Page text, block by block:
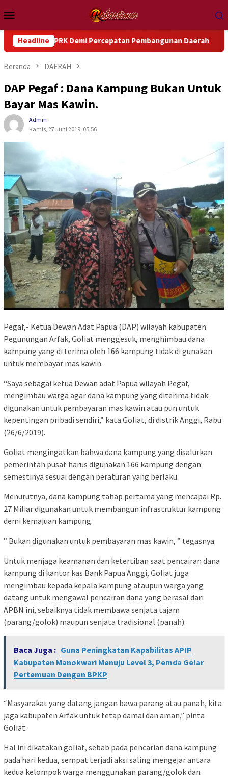
ke
kontenMobile
Headline
Demi Percepatan Pembangunan Daerah DPRK
Beranda DAERAH
DAP Pegaf : Dana Kampung Bukan Untuk
Bayar Mas Kawin.
Admin
Kamis, 27 Juni 2019, 05:56
Pegaf,- Ketua Dewan Adat Papua (DAP) wilayah kabupaten
Pegunungan Arfak, Goliat menggesuk, menghimbau dana
kampung yang di terima oleh 166 kampung tidak di gunakan
untuk membayar mas kawin.
“Saya sebagai ketua Dewan adat Papua wilayah Pegaf,
mengimbau warga agar dana kampung yang diterima tidak
digunakan untuk pembayaran mas kawin atau pun untuk
kepentingan pribadi sendiri,” kata Goliat, di distrik Anggi, Rabu
(26/6/2019).
Goliat mengingatkan bahwa dana kampung yang disalurkan
pemerintah pusat harus digunakan 166 kampung dengan
semestinya sesuai dengan peraturan yang berlaku.
Menurutnya, dana kampung tahap pertama yang mencapai Rp.
27 Miliar digunakan untuk membangun infrastruktur kampung
demi kemajuan kampung.
” Bukan digunakan untuk pembayaran mas kawin, ” tegasnya.
Untuk menjaga keamanan dan ketertiban saat pencairan dana
kampung di kantor kas Bank Papua Anggi, Goliat juga
mengimbau kepada kepala kampung ataupun warga yang
datang untuk mengawal pencairan dana yang berasal dari
APBN ini, sebaiknya tidak membawa senjata tajam
(parang/golok) maupun senjata tradisional (panah).
Baca Juga : Guna Peningkatan Kapabilitas APIP
Kabupaten Manokwari Menuju Level 3, Pemda Gelar
Pertemuan Dengan BPKP
“Masyarakat yang datang jangan bawa parang atau panah, kita
jaga kabupaten Arfak untuk tetap damai dan aman,” pinta
Goliat.
Hal ini dikatakan goliat, sebab pada pencarian dana kampung
pada hari kedua, sempat terjadi aksi saling mengejar antara
kedua kelompok warga menggunakan parang/golok dan